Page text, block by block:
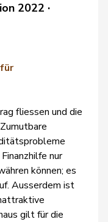
2022 ·
fliessen und die
nur
können; es
Ausserdem ist
gilt für die